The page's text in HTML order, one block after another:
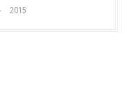
2015